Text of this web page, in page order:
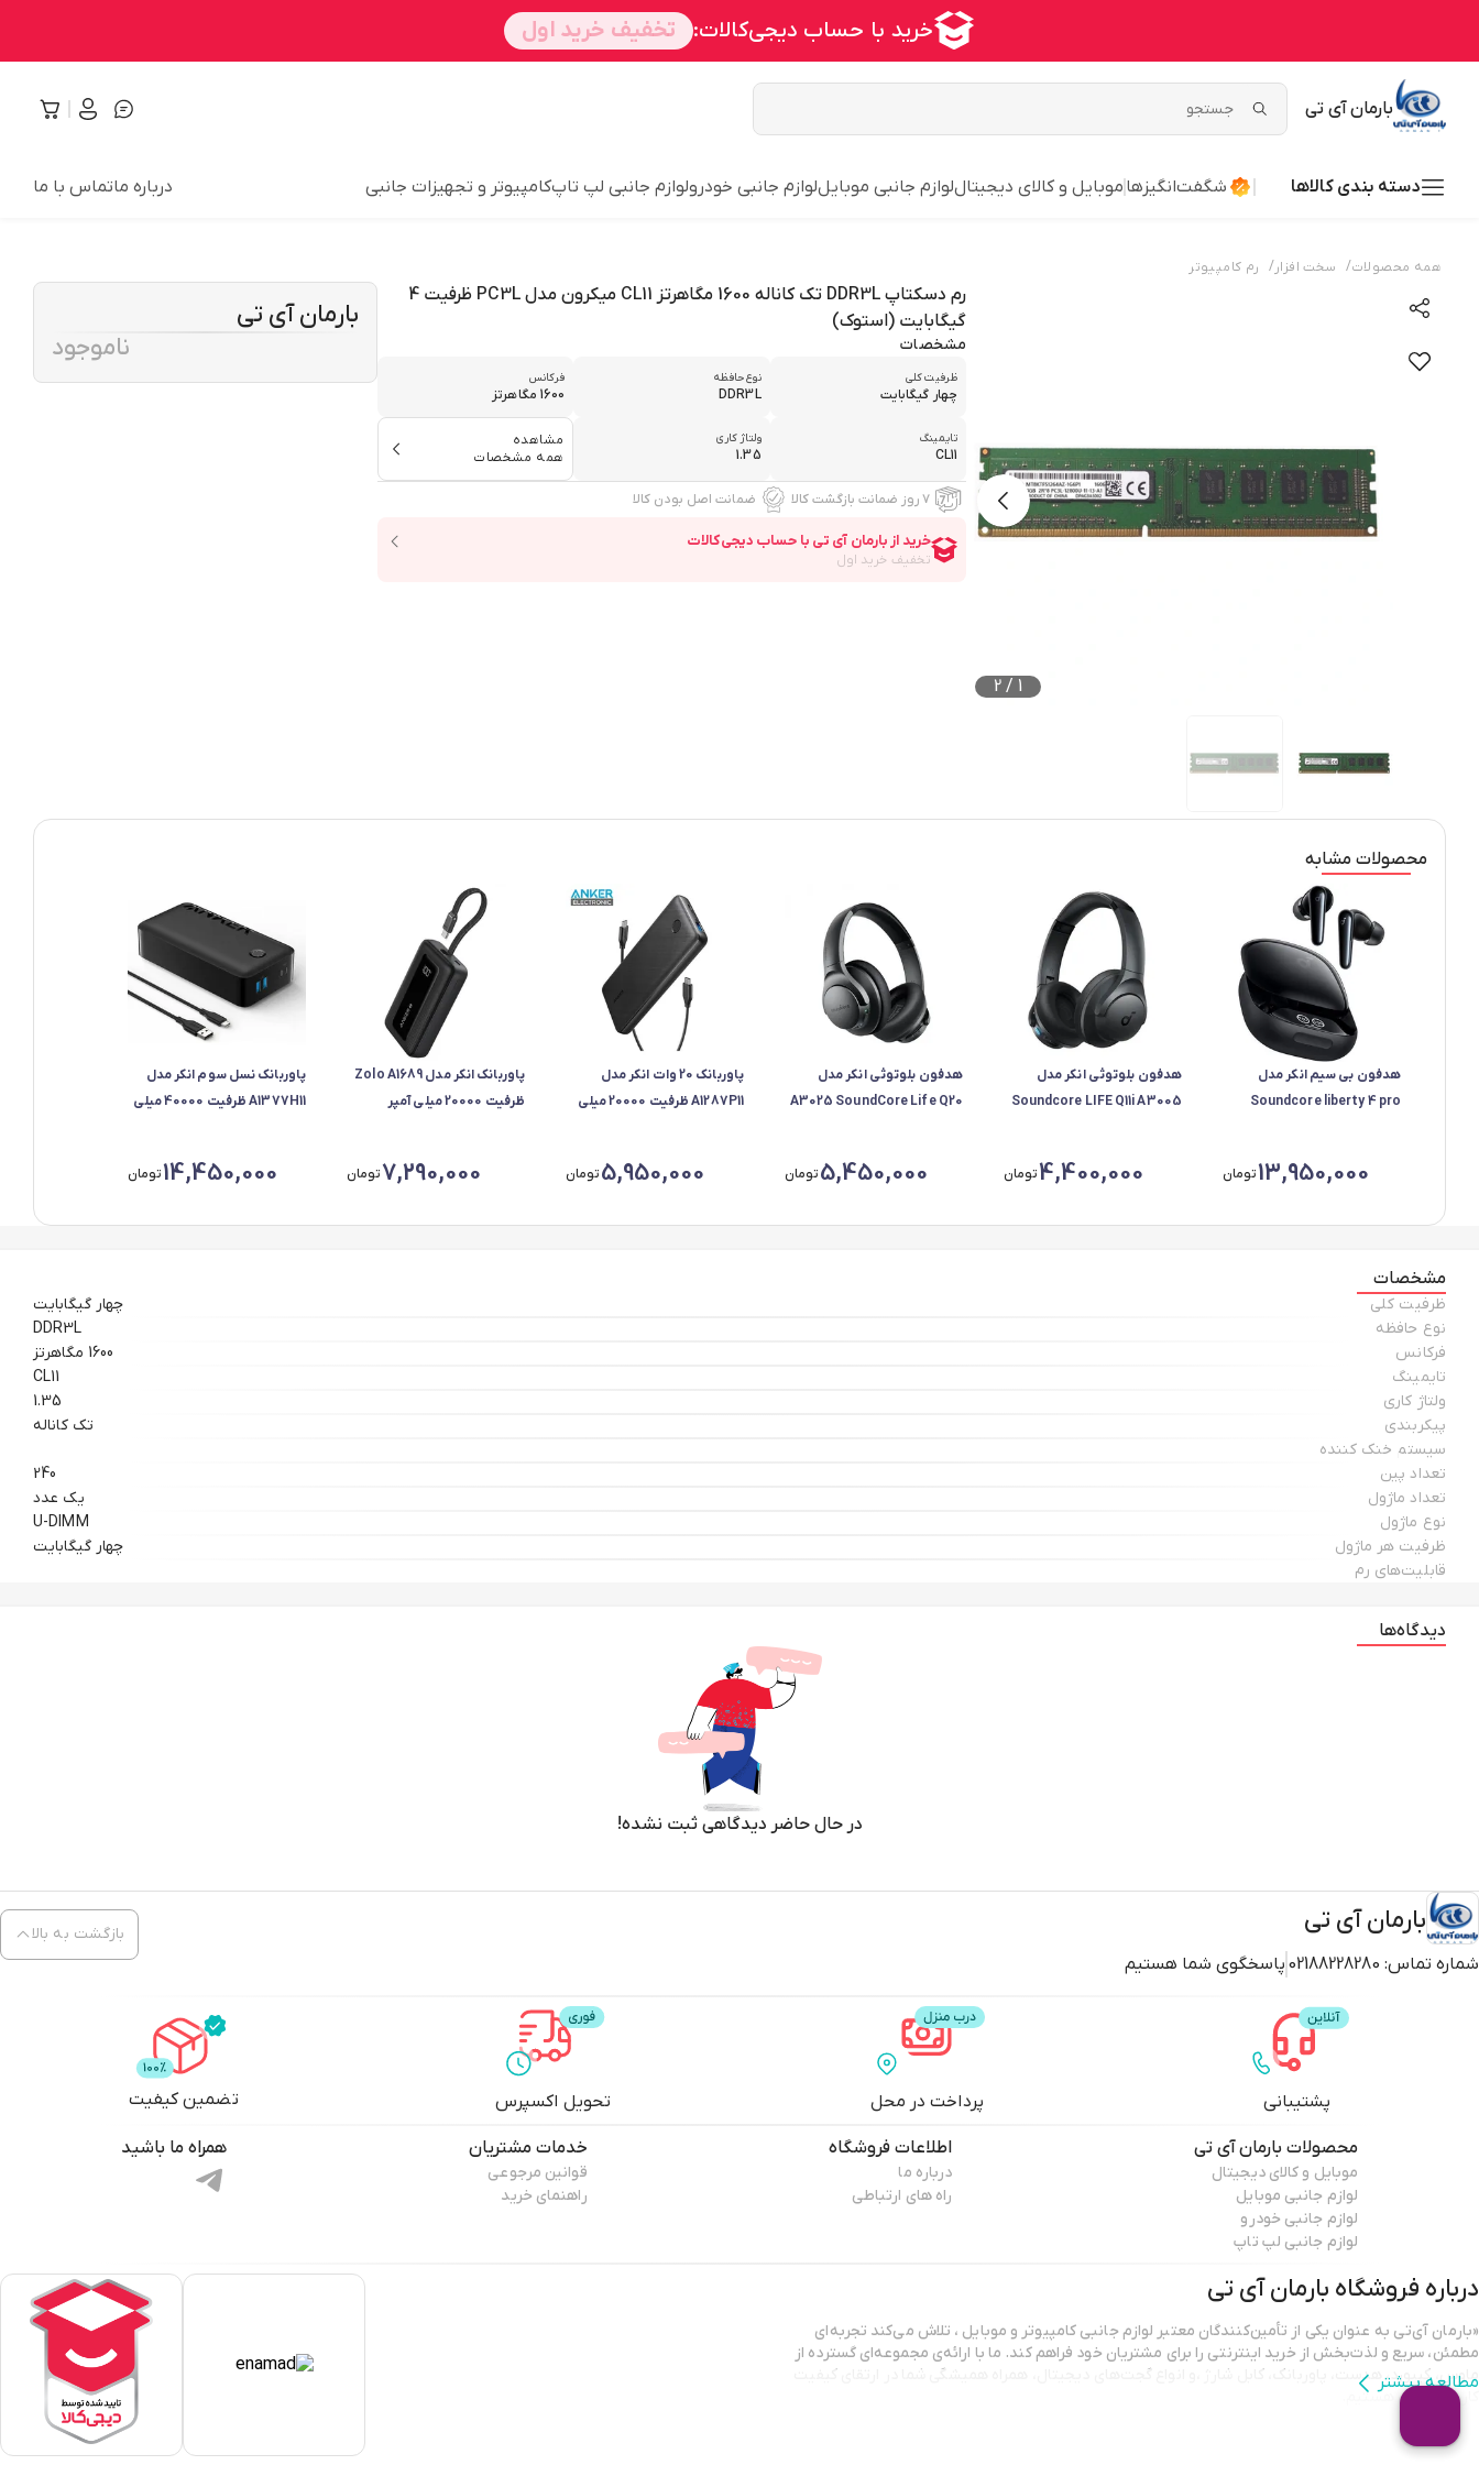
بارمان آی تی
دسته بندی کالاها شگفت‌انگیزها موبایل و کالای دیجیتاللوازم جانبی موبایللوازم جانبی خودرولوازم جانبی لپ تاپکامپیوتر و تجهیزات جانبی درباره ماتماس با ما
همه محصولات/ سخت افزار/ رم کامپیوتر
1
/
2
رم دسکتاپ DDR3L تک کاناله 1600 مگاهرتز CL11 میکرون مدل PC3L ظرفیت 4
گیگابایت (استوک)
مشخصات
ظرفیت کلی
چهار گیگابایت
نوع حافظه
DDR3L
فرکانس
1600 مگاهرتز
تایمینگ
CL11
ولتاژ کاری
1.35
مشاهده
همه مشخصات
۷ روز ضمانت بازگشت کالا ضمانت اصل بودن کالا
بارمان آی تی
ناموجود
محصولات مشابه
هدفون بی سیم انکر مدل
Soundcore liberty 4 pro
13,950,000تومان
هدفون بلوتوثی انکر مدل
Soundcore LIFE Q11i A3005
4,400,000تومان
هدفون بلوتوثی انکر مدل
A3025 SoundCore Life Q20
5,450,000تومان
پاوربانک 20 وات انکر مدل
A1287P11 ظرفیت 20000 میلی
5,950,000تومان
پاوربانک انکر مدل Zolo A1689
ظرفیت 20000 میلی آمپر
7,290,000تومان
پاوربانک نسل سوم انکر مدل
A1377H11 ظرفیت 40000 میلی
14,450,000تومان
مشخصات
ظرفیت کلی
چهار گیگابایت
نوع حافظه
DDR3L
فرکانس
1600 مگاهرتز
تایمینگ
CL11
ولتاژ کاری
1.35
پیکربندی
تک کاناله
سیستم خنک کننده
تعداد پین
240
تعداد ماژول
یک عدد
نوع ماژول
U-DIMM
ظرفیت هر ماژول
چهار گیگابایت
قابلیت‌های رم
دیدگاه‌ها
در حال حاضر دیدگاهی ثبت نشده!
بارمان آی تی
شماره تماس: 02188228280 پاسخگوی شما هستیم
بازگشت به بالا
پشتیبانی پرداخت در محل تحویل اکسپرس تضمین کیفیت
محصولات بارمان آی تی
موبایل و کالای دیجیتال
لوازم جانبی موبایل
لوازم جانبی خودرو
لوازم جانبی لپ تاپ
اطلاعات فروشگاه
درباره ما
راه های ارتباطی
خدمات مشتریان
قوانین مرجوعی
راهنمای خرید
همراه ما باشید
درباره فروشگاه بارمان آی تی
«بارمان آی‌تی به عنوان یکی از تأمین‌کنندگان معتبر لوازم جانبی کامپیوتر و موبایل ، تلاش می‌کند تجربه‌ای
مطمئن، سریع و لذت‌بخش از خرید اینترنتی را برای مشتریان خود فراهم کند. ما با ارائه‌ی مجموعه‌ای گسترده از
ماوس، کیبورد، هدست، پاوربانک، کابل شارژ ،و انواع گجت‌های دیجیتال، همراه همیشگی شما در ارتقای کیفیت
کار و سرگرمی هستیم.
تمامی محصولات ارائه شده در بارمان آی‌تی دارای اصالت و گارانتی معتبر هستند تا مشتریان با اطمینان کامل
خرید کنند. تیم پشتیبانی ما نیز همیشه آماده‌ی پاسخگویی و راهنمایی است تا شما بهترین انتخاب را متناسب
مطالعه بیشتر